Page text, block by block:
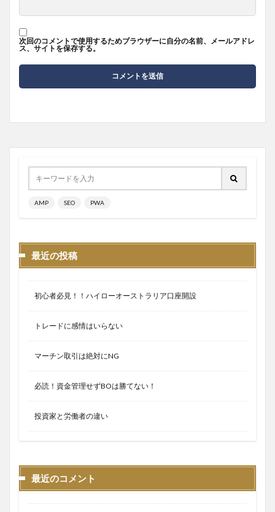
次回のコメントで使用するためブラウザーに自分の名前、メールアドレ
ス、サイトを保存する。
AMP SEO PWA
最近の投稿
初心者必見！！ハイローオーストラリア口座開設
トレードに感情はいらない
マーチン取引は絶対にNG
必読！資金管理せずBOは勝てない！
投資家と労働者の違い
最近のコメント